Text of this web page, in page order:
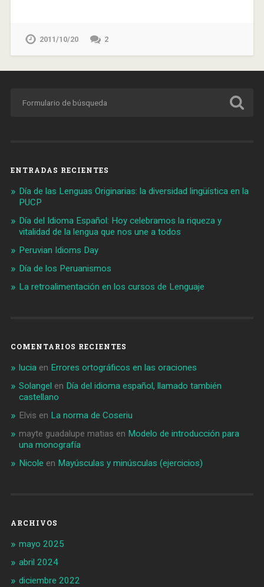
2011/10/20 2
ENTRADAS RECIENTES
Día de las Lenguas Originarias: la diversidad lingüística en la
PUCP
Día del Idioma Español: Hoy celebramos la riqueza y
vitalidad de la lengua que nos une a todos
Peruvian Idioms Day
Día de los Peruanismos
La retroalimentación en los cursos de Lenguaje
COMENTARIOS RECIENTES
luciaen Errores ortográficos en las oraciones
Solangel en Día del idioma español, llamado también
castellano
Elvis en La norma de Coseriu
mayte guadalupe matias en Modelo de introducción para
una monografía
Nicole en Mayúsculas y minúsculas (ejercicios)
ARCHIVOS
mayo 2025
abril 2024
diciembre 2022